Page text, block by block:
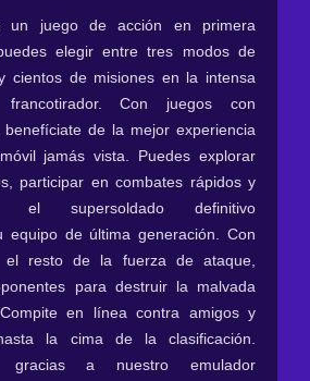
un juego de acción en primera
elegir entre tres modos de
cientos de misiones en la intensa
francotirador. Con juegos con
benefíciate de la mejor experiencia
jamás vista. Puedes explorar
participar en combates rápidos y
el supersoldado definitivo
equipo de última generación. Con
el resto de la fuerza de ataque,
para destruir la malvada
en línea contra amigos y
la cima de la clasificación.
gracias a nuestro emulador